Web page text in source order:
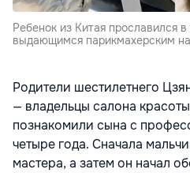
Ребенок из Китая прославился
выдающимся парикмахерским
Родители шестилетнего
— владельцы салона
познакомили сына с
четыре года. Сначала
мастера, а затем он начал